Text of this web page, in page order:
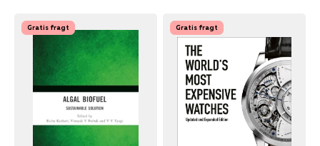
Gratis fragt Gratis fragt